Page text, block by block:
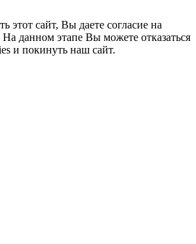
этот сайт, Вы даете согласие на
данном этапе Вы можете отказаться
и покинуть наш сайт.